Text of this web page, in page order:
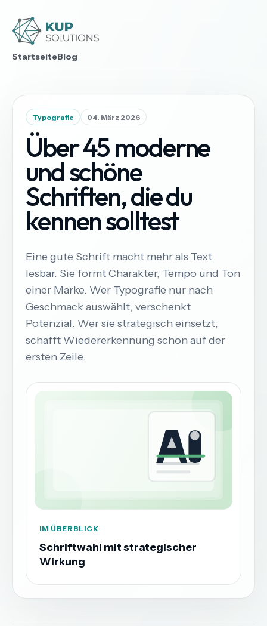
StartseiteBlog
Typografie 04. März 2026
Über 45 moderne
und schöne
Schriften, die du
kennen solltest
Eine gute Schrift macht mehr als Text
lesbar. Sie formt Charakter, Tempo und Ton
einer Marke. Wer Typografie nur nach
Geschmack auswählt, verschenkt
Potenzial. Wer sie strategisch einsetzt,
schafft Wiedererkennung schon auf der
ersten Zeile.
IM ÜBERBLICK
Schriftwahl mit strategischer
Wirkung